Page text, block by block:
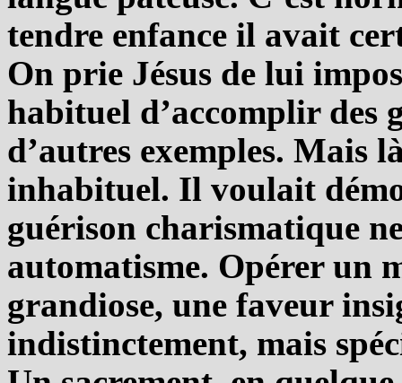
tendre enfance il avait
On prie Jésus de lui
habituel d’accomplir des
d’autres exemples. Mais
inhabituel. Il voulait
guérison charismatique
automatisme. Opérer un
grandiose, une faveur
indistinctement, mais